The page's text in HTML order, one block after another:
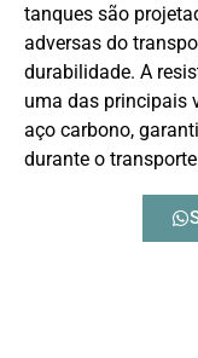
tanques são
adversas do
durabilidade. A
uma das principais
aço carbono,
durante o